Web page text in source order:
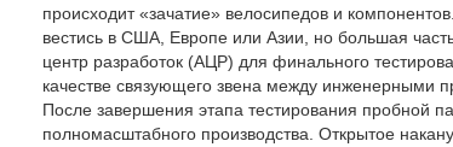
происходит «зачатие» велосипедов и
вестись в США, Европе или Азии, но большая
центр разработок (АЦР) для финального
качестве связующего звена между инженерными
После завершения этапа тестирования пробной
полномасштабного производства. Открытое